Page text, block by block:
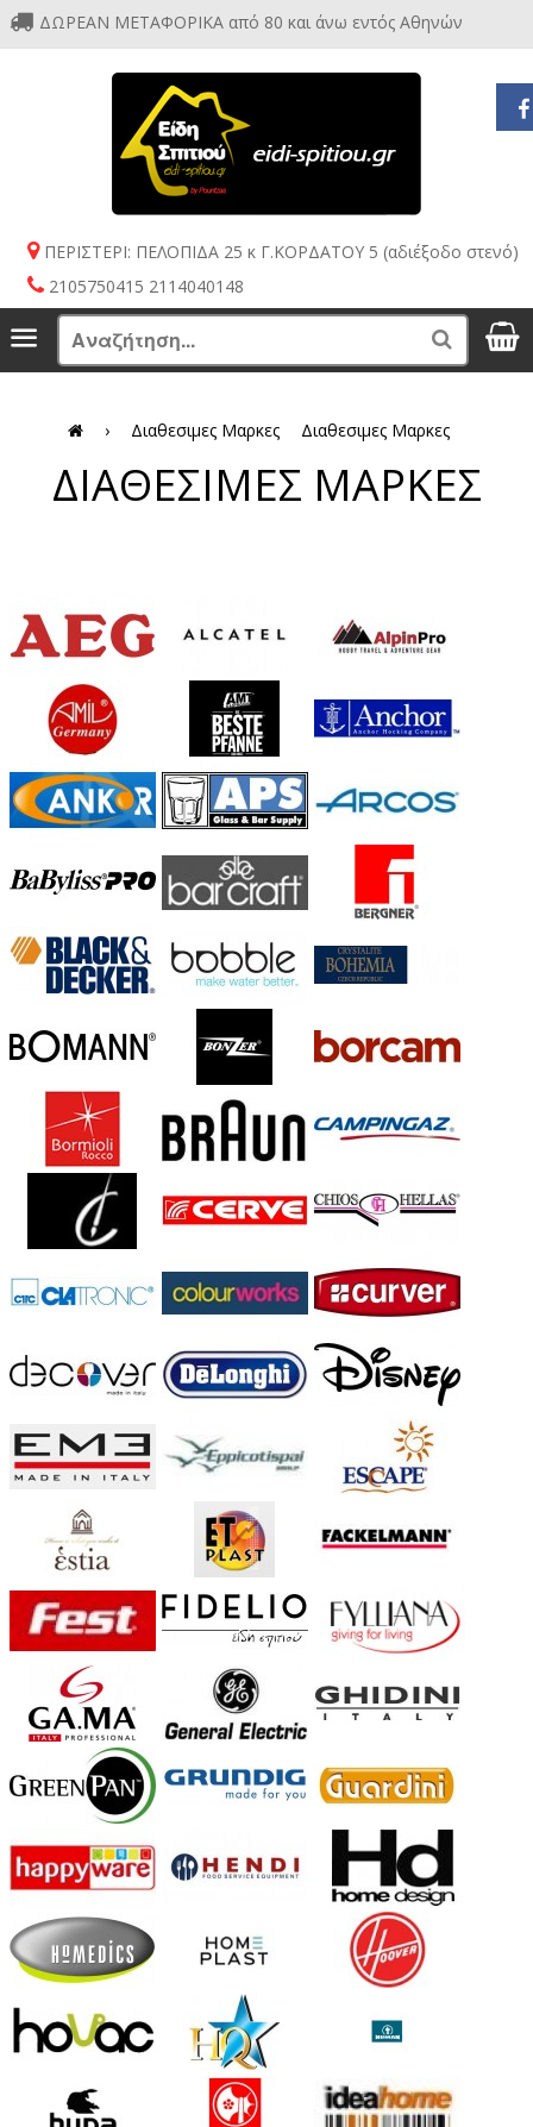
ΔΩΡΕΑΝ ΜΕΤΑΦΟΡΙΚΑ από 80 και άνω εντός Αθηνών
ΠΕΡΙΣΤΕΡΙ: ΠΕΛΟΠΙΔΑ 25 κ Γ.ΚΟΡΔΑΤΟΥ 5 (αδιέξοδο στενό)
2105750415 2114040148
Menu Search
› Διαθεσιμες Μαρκες Διαθεσιμες Μαρκες
ΔΙΑΘΕΣΙΜΕΣ ΜΑΡΚΕΣ